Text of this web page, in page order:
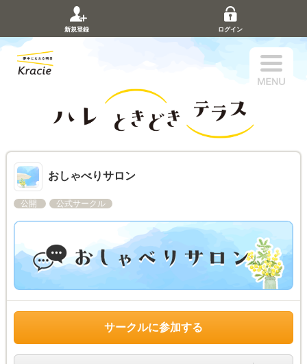
新規登録 ログイン
おしゃべりサロン
公開 公式サークル
サークルに参加する